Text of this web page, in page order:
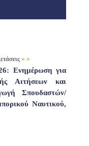
» »
Ενημέρωση για
Αιτήσεων και
Σπουδαστών/
Ναυτικού,